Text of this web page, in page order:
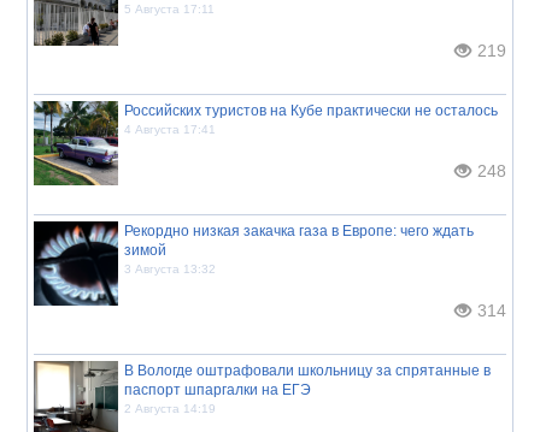
5 Августа 17:11
219
Российских туристов на Кубе практически не осталось
4 Августа 17:41
248
Рекордно низкая закачка газа в Европе: чего ждать
зимой
3 Августа 13:32
314
В Вологде оштрафовали школьницу за спрятанные в
паспорт шпаргалки на ЕГЭ
2 Августа 14:19